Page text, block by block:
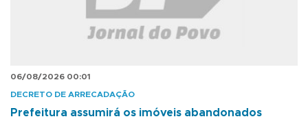
06/08/2026 00:01
DECRETO DE ARRECADAÇÃO
Prefeitura assumirá os imóveis abandonados